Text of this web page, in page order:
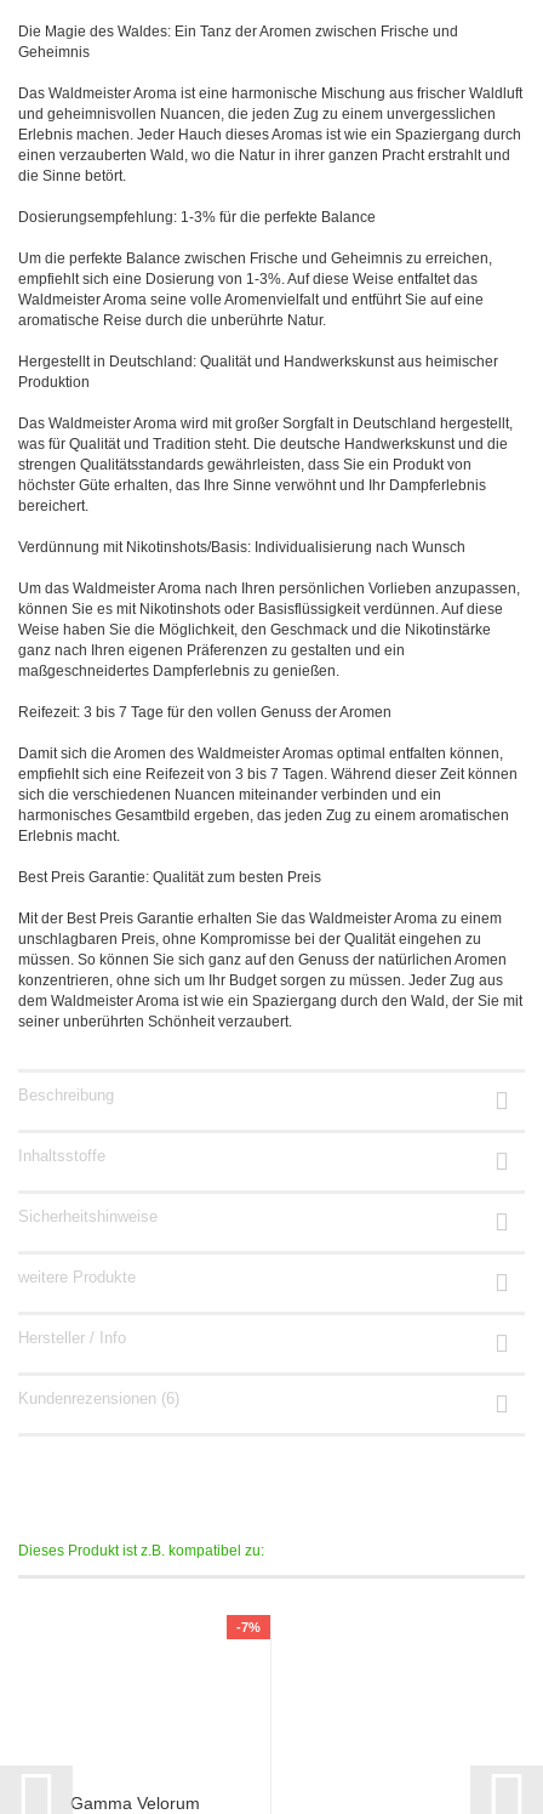
Die Magie des Waldes: Ein Tanz der Aromen zwischen Frische und
Geheimnis
Das Waldmeister Aroma ist eine harmonische Mischung aus frischer Waldluft
und geheimnisvollen Nuancen, die jeden Zug zu einem unvergesslichen
Erlebnis machen. Jeder Hauch dieses Aromas ist wie ein Spaziergang durch
einen verzauberten Wald, wo die Natur in ihrer ganzen Pracht erstrahlt und
die Sinne betört.
Dosierungsempfehlung: 1-3% für die perfekte Balance
Um die perfekte Balance zwischen Frische und Geheimnis zu erreichen,
empfiehlt sich eine Dosierung von 1-3%. Auf diese Weise entfaltet das
Waldmeister Aroma seine volle Aromenvielfalt und entführt Sie auf eine
aromatische Reise durch die unberührte Natur.
Hergestellt in Deutschland: Qualität und Handwerkskunst aus heimischer
Produktion
Das Waldmeister Aroma wird mit großer Sorgfalt in Deutschland hergestellt,
was für Qualität und Tradition steht. Die deutsche Handwerkskunst und die
strengen Qualitätsstandards gewährleisten, dass Sie ein Produkt von
höchster Güte erhalten, das Ihre Sinne verwöhnt und Ihr Dampferlebnis
bereichert.
Verdünnung mit Nikotinshots/Basis: Individualisierung nach Wunsch
Um das Waldmeister Aroma nach Ihren persönlichen Vorlieben anzupassen,
können Sie es mit Nikotinshots oder Basisflüssigkeit verdünnen. Auf diese
Weise haben Sie die Möglichkeit, den Geschmack und die Nikotinstärke
ganz nach Ihren eigenen Präferenzen zu gestalten und ein
maßgeschneidertes Dampferlebnis zu genießen.
Reifezeit: 3 bis 7 Tage für den vollen Genuss der Aromen
Damit sich die Aromen des Waldmeister Aromas optimal entfalten können,
empfiehlt sich eine Reifezeit von 3 bis 7 Tagen. Während dieser Zeit können
sich die verschiedenen Nuancen miteinander verbinden und ein
harmonisches Gesamtbild ergeben, das jeden Zug zu einem aromatischen
Erlebnis macht.
Best Preis Garantie: Qualität zum besten Preis
Mit der Best Preis Garantie erhalten Sie das Waldmeister Aroma zu einem
unschlagbaren Preis, ohne Kompromisse bei der Qualität eingehen zu
müssen. So können Sie sich ganz auf den Genuss der natürlichen Aromen
konzentrieren, ohne sich um Ihr Budget sorgen zu müssen. Jeder Zug aus
dem Waldmeister Aroma ist wie ein Spaziergang durch den Wald, der Sie mit
seiner unberührten Schönheit verzaubert.
Beschreibung
Inhaltsstoffe
Sicherheitshinweise
weitere Produkte
Hersteller / Info
Kundenrezensionen (6)
Dieses Produkt ist z.B. kompatibel zu:
-7%
Gamma Velorum